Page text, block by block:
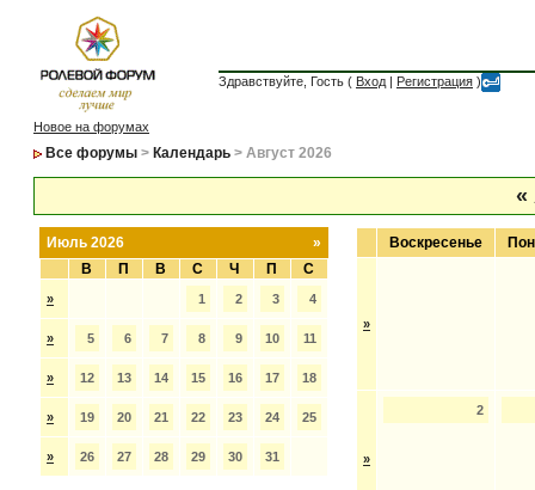
Здравствуйте, Гость ( Вход | Регистрация )
Новое на форумах
Все форумы > Календарь > Август 2026
«
»
Июль 2026
В
П В С Ч П С
» 1 2 3 4
» 5 6 7 8 9 10 11
» 12 13 14 15 16 17 18
» 19 20 21 22 23 24 25
» 26 27 28 29 30 31
Воскресенье
»
»
2